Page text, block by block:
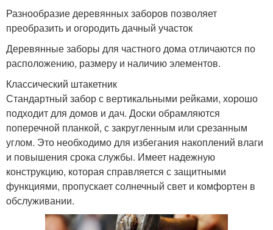
Разнообразие деревянных заборов позволяет
преобразить и огородить дачный участок
Деревянные заборы для частного дома отличаются по
расположению, размеру и наличию элементов.
Классический штакетник
Стандартный забор с вертикальными рейками, хорошо
подходит для домов и дач. Доски обрамляются
поперечной планкой, с закругленным или срезанным
углом. Это необходимо для избегания накоплений влаги
и повышения срока службы. Имеет надежную
конструкцию, которая справляется с защитными
функциями, пропускает солнечный свет и комфортен в
обслуживании.